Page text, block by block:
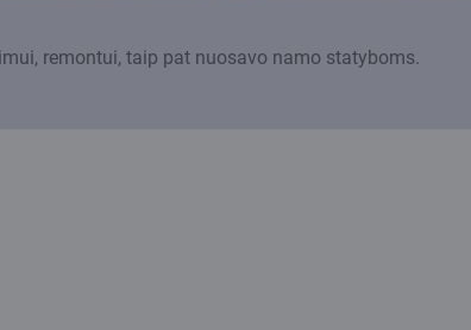
remontui, taip pat nuosavo namo statyboms.